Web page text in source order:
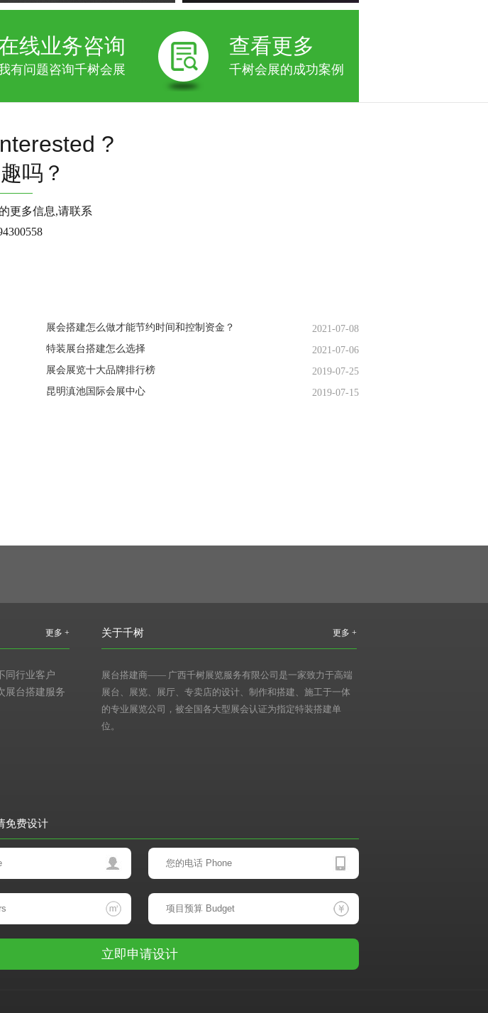
线业务咨询
有问题咨询千树会展
查看更多
千树会展的成功案例
?
吗？
更多信息,请联系
展会搭建怎么做才能节约时间和控制资金？
2021-07-08
特装展台搭建怎么选择
2021-07-06
展会展览十大品牌排行榜
2019-07-25
昆明滇池国际会展中心
2019-07-15
更多 +
同行业客户
展台搭建服务
更多 +
关于千树
展台搭建商—— 广西千树展览服务有限公司是一家致力于高端
展台、展览、展厅、专卖店的设计、制作和搭建、施工于一体
的专业展览公司，被全国各大型展会认证为指定特装搭建单
位。
免费设计